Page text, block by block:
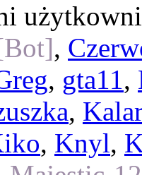
,
, gta11,
,
, Knyl,